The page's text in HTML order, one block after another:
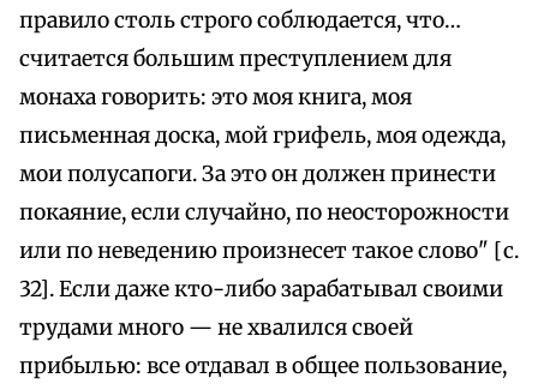
правило столь строго соблюдается, что…
считается большим преступлением для
монаха говорить: это моя книга, моя
письменная доска, мой грифель, моя одежда,
мои полусапоги. За это он должен принести
покаяние, если случайно, по неосторожности
или по неведению произнесет такое слово" [с.
32]. Если даже кто-либо зарабатывал своими
трудами много — не хвалился своей
прибылью: все отдавал в общее пользование,